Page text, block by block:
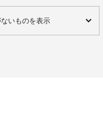
いものを表示